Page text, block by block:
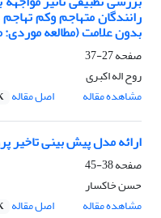
رانندگان متهاجم وکم
بدون علامت (مطالعه موردی: منطقه
صفحه27-37
روح اله اکبری
مشاهده مقاله
اصل مقاله
ارائه مدل پیش بینی تاخیر
صفحه38-45
حسن خاکسار
مشاهده مقاله
اصل مقاله